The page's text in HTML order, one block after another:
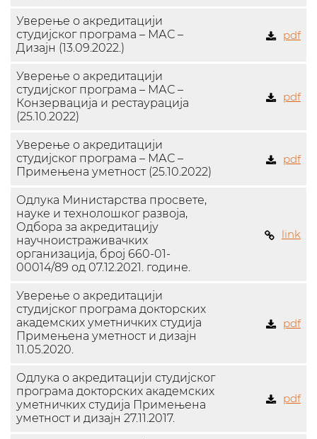
Уверење о акредитацији
студијског програма – МАС –
Дизајн (13.09.2022.)
pdf
Уверење о акредитацији
студијског програма – МАС –
Конзервација и рестаурација
(25.10.2022)
pdf
Уверење о акредитацији
студијског програма – МАС –
Примењена уметност (25.10.2022)
pdf
Одлука Министарства просвете,
науке и технолошког развоја,
Одборa за акредитацију
научноистраживачких
организација, број 660-01-
00014/89 од 07.12.2021. године.
link
Уверењe о акрeдитацији
студијског програма докторских
академских уметничких студија
Примењена уметност и дизајн
11.05.2020.
pdf
Одлука о акредитацији студијског
програма докторских академских
уметничких студија Примењена
уметност и дизајн 27.11.2017.
pdf